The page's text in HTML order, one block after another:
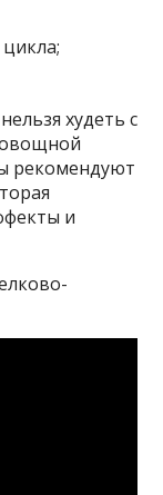
худеть с
рекомендуют
и